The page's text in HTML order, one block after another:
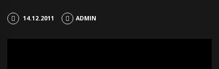
14.12.2011 ADMIN